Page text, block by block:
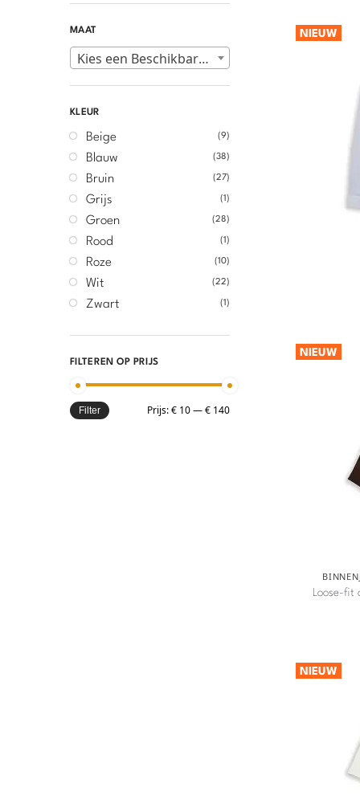
NIEUW
NIEUW
Loose-fit
NIEUW
MAAT
Kies een Beschikbare maten
KLEUR
Beige (9)
Blauw (38)
Bruin (27)
Grijs (1)
Groen (28)
Rood (1)
Roze (10)
Wit (22)
Zwart (1)
FILTEREN OP PRIJS
Filter Prijs:€ 10—€ 140